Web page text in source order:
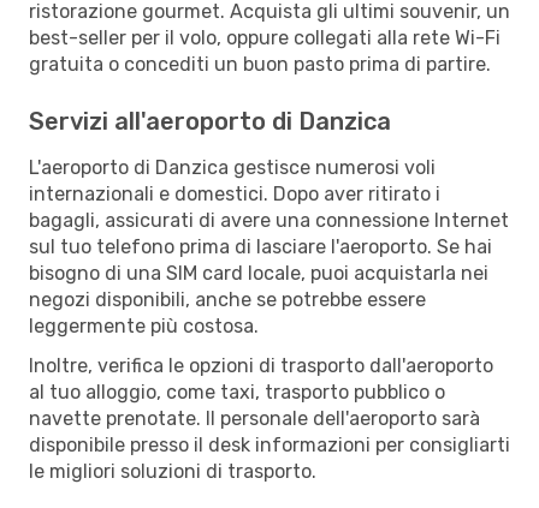
ristorazione gourmet. Acquista gli ultimi souvenir, un
best-seller per il volo, oppure collegati alla rete Wi-Fi
gratuita o concediti un buon pasto prima di partire.
Servizi all'aeroporto di Danzica
L'aeroporto di Danzica gestisce numerosi voli
internazionali e domestici. Dopo aver ritirato i
bagagli, assicurati di avere una connessione Internet
sul tuo telefono prima di lasciare l'aeroporto. Se hai
bisogno di una SIM card locale, puoi acquistarla nei
negozi disponibili, anche se potrebbe essere
leggermente più costosa.
Inoltre, verifica le opzioni di trasporto dall'aeroporto
al tuo alloggio, come taxi, trasporto pubblico o
navette prenotate. Il personale dell'aeroporto sarà
disponibile presso il desk informazioni per consigliarti
le migliori soluzioni di trasporto.